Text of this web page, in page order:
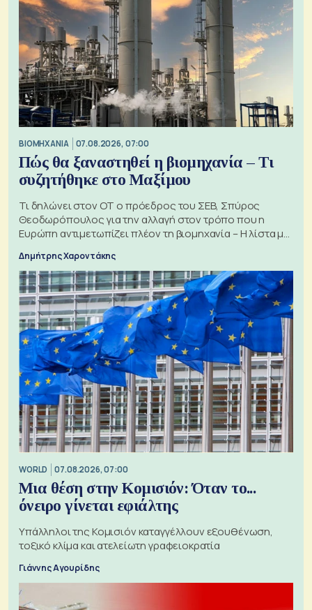
ΒΙΟΜΗΧΑΝΙΑ 07.08.2026, 07:00
Πώς θα ξαναστηθεί η βιομηχανία – Τι
συζητήθηκε στο Μαξίμου
Τι δηλώνει στον ΟΤ ο πρόεδρος του ΣΕΒ, Σπύρος
Θεοδωρόπουλος για την αλλαγή στον τρόπο που η
Ευρώπη αντιμετωπίζει πλέον τη βιομηχανία – Η λίστα με
Δημήτρης Χαροντάκης
WORLD 07.08.2026, 07:00
Μια θέση στην Κομισιόν: Όταν το...
όνειρο γίνεται εφιάλτης
Υπάλληλοι της Κομισιόν καταγγέλλουν εξουθένωση,
τοξικό κλίμα και ατελείωτη γραφειοκρατία
Γιάννης Αγουρίδης